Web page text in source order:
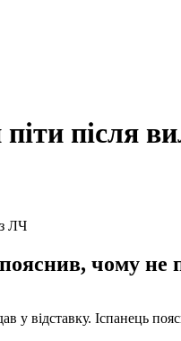
після
чому не
у відставку. Іспанець